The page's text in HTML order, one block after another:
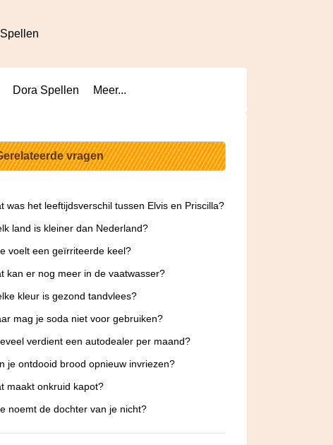
Dora Spellen Meer...
vragen
was het leeftijdsverschil tussen Elvis en Priscilla?
land is kleiner dan Nederland?
voelt een geïrriteerde keel?
kan er nog meer in de vaatwasser?
kleur is gezond tandvlees?
mag je soda niet voor gebruiken?
verdient een autodealer per maand?
je ontdooid brood opnieuw invriezen?
maakt onkruid kapot?
noemt de dochter van je nicht?